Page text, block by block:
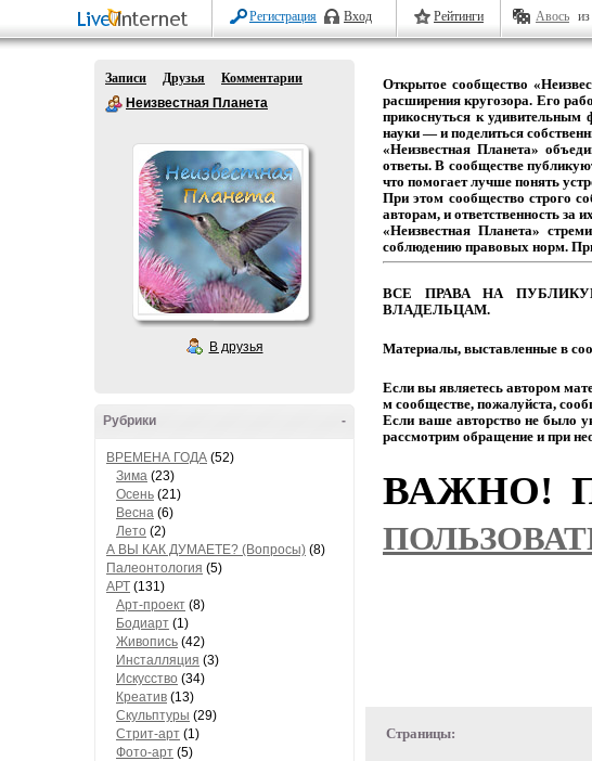
Регистрация Вход Рейтинги Авось
Записи Друзья
Комментарии
Неизвестная Планета
В друзья
-
Рубрики
ВРЕМЕНА ГОДА (52)
Зима (23)
Осень (21)
Весна (6)
Лето (2)
А ВЫ КАК ДУМАЕТЕ? (Вопросы) (8)
Палеонтология (5)
АРТ (131)
Арт-проект (8)
Бодиарт (1)
Живопись (42)
Инсталляция (3)
Искусство (34)
Креатив (13)
Скульптуры (29)
Стрит-арт (1)
Фото-арт (5)
Открытое сообщество
расширения кругозора. Его
прикоснуться кудивительным
науки — и поделиться
«Неизвестная Планета»
ответы. В сообществе
что помогаетлучше понять
При этом сообщество строго
авторам, и ответственность за
«Неизвестная Планета»
соблюдению правовых норм.
ВСЕ ПРАВАНА
ВЛАДЕЛЬЦАМ.
Материалы, выставленные в
Если вы являетесь автором
м сообществе, пожалуйста,
Если вашеавторство не было
рассмотрим обращение и при
ВАЖНО!
Страницы: